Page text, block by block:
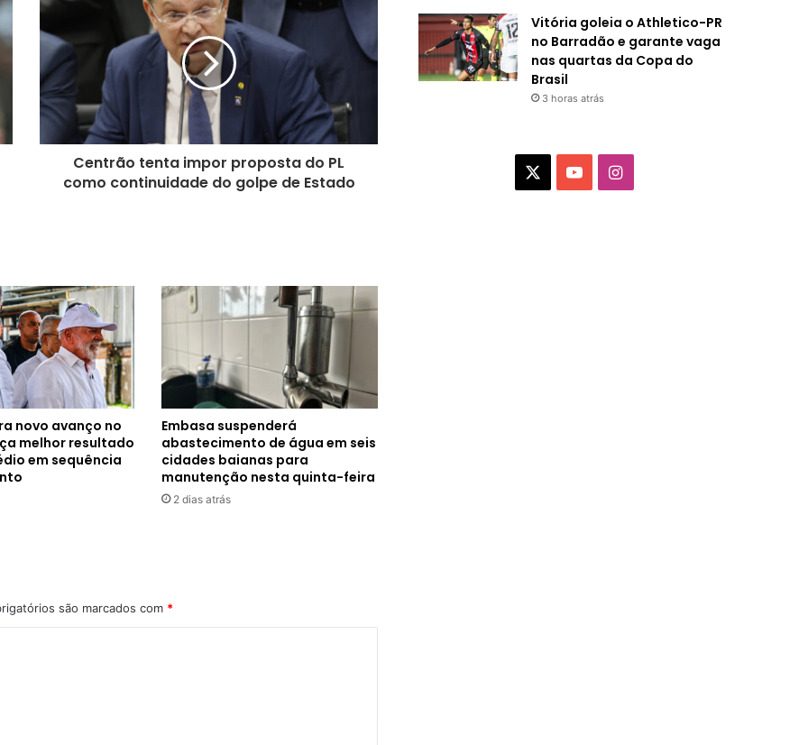
Centrão tenta impor proposta do PL
como continuidade do golpe de Estado
novo avanço no
melhor resultado
em sequência
Embasa suspenderá
abastecimento de água em seis
cidades baianas para
manutenção nesta quinta-feira
2 dias atrás
são marcados com *
Vitória goleia o Athletico-PR
no Barradão e garante vaga
nas quartas da Copa do
Brasil
3 horas atrás
Y
I